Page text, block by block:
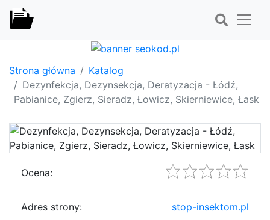
Strona główna
Katalog
Dezynfekcja, Dezynsekcja, Deratyzacja - Łódź,
Pabianice, Zgierz, Sieradz, Łowicz, Skierniewice, Łask
Ocena:
Adres strony: stop-insektom.pl